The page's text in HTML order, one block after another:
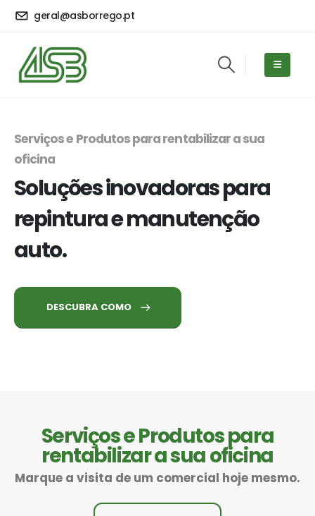
geral@asborrego.pt
Serviços e Produtos para rentabilizar a sua
oficina
Soluções inovadoras para
repintura e manutenção
auto.
DESCUBRA COMO
Serviços e Produtos para
rentabilizar a sua oficina
Marque a visita de um comercial hoje mesmo.